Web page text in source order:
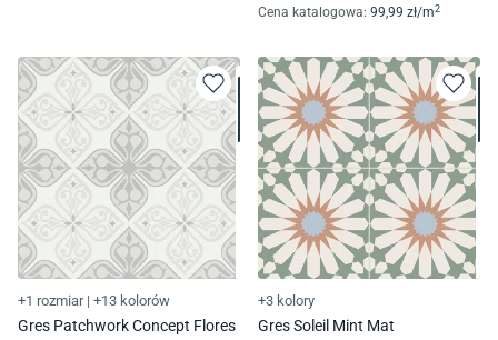
Cena katalogowa: 99,99 zł/m2
+1 rozmiar | +13 kolorów
Gres Patchwork Concept Flores
+3 kolory
Gres Soleil Mint Mat